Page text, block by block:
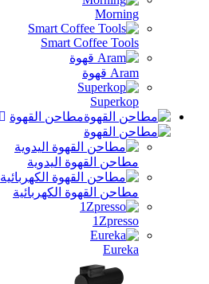
Morning
Smart Coffee Tools
Aram قهوة
Superkop
مطاحن القهوة
مطاحن القهوة اليدوية
مطاحن القهوة الكهربائية
1Zpresso
Eureka